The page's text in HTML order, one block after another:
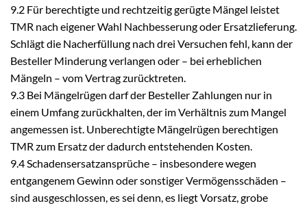
9.2 Für berechtigte und rechtzeitig gerügte Mängel leistet
TMR nach eigener Wahl Nachbesserung oder Ersatzlieferung.
Schlägt die Nacherfüllung nach drei Versuchen fehl, kann der
Besteller Minderung verlangen oder – bei erheblichen
Mängeln – vom Vertrag zurücktreten.
9.3 Bei Mängelrügen darf der Besteller Zahlungen nur in
einem Umfang zurückhalten, der im Verhältnis zum Mangel
angemessen ist. Unberechtigte Mängelrügen berechtigen
TMR zum Ersatz der dadurch entstehenden Kosten.
9.4 Schadensersatzansprüche – insbesondere wegen
entgangenem Gewinn oder sonstiger Vermögensschäden –
sind ausgeschlossen, es sei denn, es liegt Vorsatz, grobe